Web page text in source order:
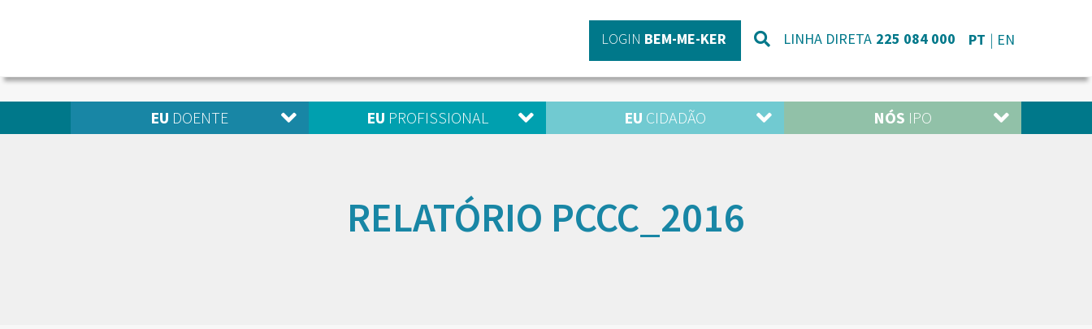
LOGIN BEM-ME-KER LINHA DIRETA 225 084 000 PT EN
EU DOENTE EU PROFISSIONAL EU CIDADÃO NÓS IPO
RELATÓRIO PCCC_2016